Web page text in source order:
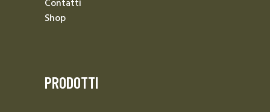
Contatti
Shop
PRODOTTI